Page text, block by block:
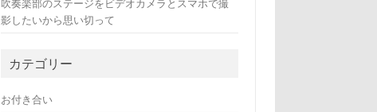
吹奏楽部のステージをビデオカメラとスマホで撮
影したいから思い切って
カテゴリー
お付き合い